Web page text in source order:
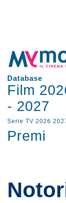
Database
Film
- 2027
Serie TV 2026
Premi